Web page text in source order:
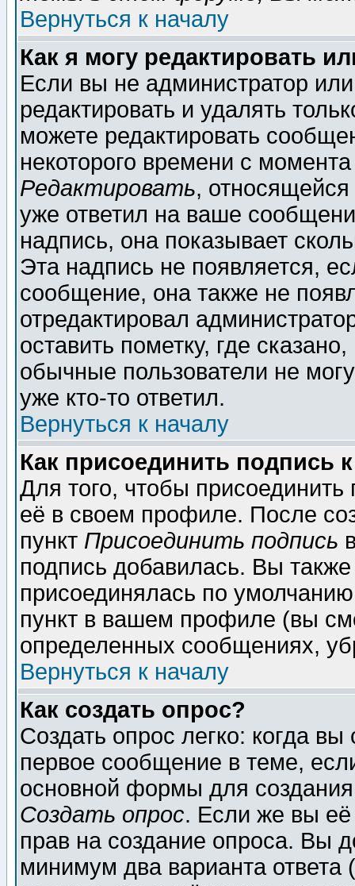
Вернуться к началу
Как я могу редактировать
Если вы не администратор
редактировать и удалять
можете редактировать
некоторого времени с
Редактировать,
уже ответил на ваше
надпись, она показывает
Эта надпись не появляется,
сообщение, она также не
отредактировал
оставить пометку, где
обычные пользователи не
уже кто-то ответил.
Вернуться к началу
Как присоединить подпись
Для того, чтобы
её в своем профиле. После
пункт Присоединить подпись
подпись добавилась. Вы
присоединялась по
пункт в вашем профиле (вы
определенных сообщениях,
Вернуться к началу
Как создать опрос?
Создать опрос легко: когда
первое сообщение в теме,
основной формы для
Создать опрос. Если же вы её
прав на создание опроса. Вы
минимум два варианта ответа